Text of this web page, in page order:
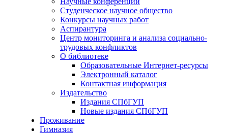
Студенческое научное общество
Конкурсы научных работ
Аспирантура
Центр мониторинга и анализа социально-
трудовых конфликтов
О библиотеке
Образовательные Интернет-ресурсы
Электронный каталог
Контактная информация
Издательство
Издания СПбГУП
Новые издания СПбГУП
Проживание
Гимназия